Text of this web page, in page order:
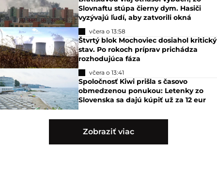
Slovnaftu stúpa čierny dym. Hasiči
vyzývajú ľudí, aby zatvorili okná
včera o 13:58
Štvrtý blok Mochoviec dosiahol kritický
stav. Po rokoch príprav prichádza
rozhodujúca fáza
včera o 13:41
Spoločnosť Kiwi prišla s časovo
obmedzenou ponukou: Letenky zo
Slovenska sa dajú kúpiť už za 12 eur
Zobraziť viac